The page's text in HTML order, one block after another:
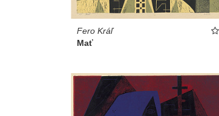
Fero Kráľ
Mať